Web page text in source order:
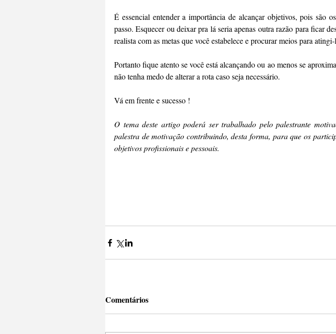
É essencial entender a importância de alcançar objetivos, pois são
passo. Esquecer ou deixar pra lá seria apenas outra razão para ficar
realista com as metas que você estabelece e procurar meios para atingi-
Portanto fique atento se você está alcançando ou ao menos se
não tenha medo de alterar a rota caso seja necessário.
Vá em frente e sucesso !
O tema deste artigo poderá ser trabalhado pelo palestrante
palestra de motivação contribuindo, desta forma, para que os
objetivos profissionais e pessoais.
Comentários